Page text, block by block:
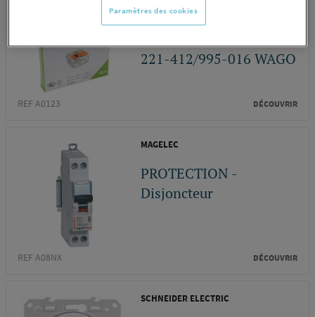
BORNE 2X4MM2
221-412/995-016 WAGO
REF A0123 DÉCOUVRIR
MAGELEC
PROTECTION -
Disjoncteur
REF A08NX DÉCOUVRIR
SCHNEIDER ELECTRIC
Paramètres des cookies